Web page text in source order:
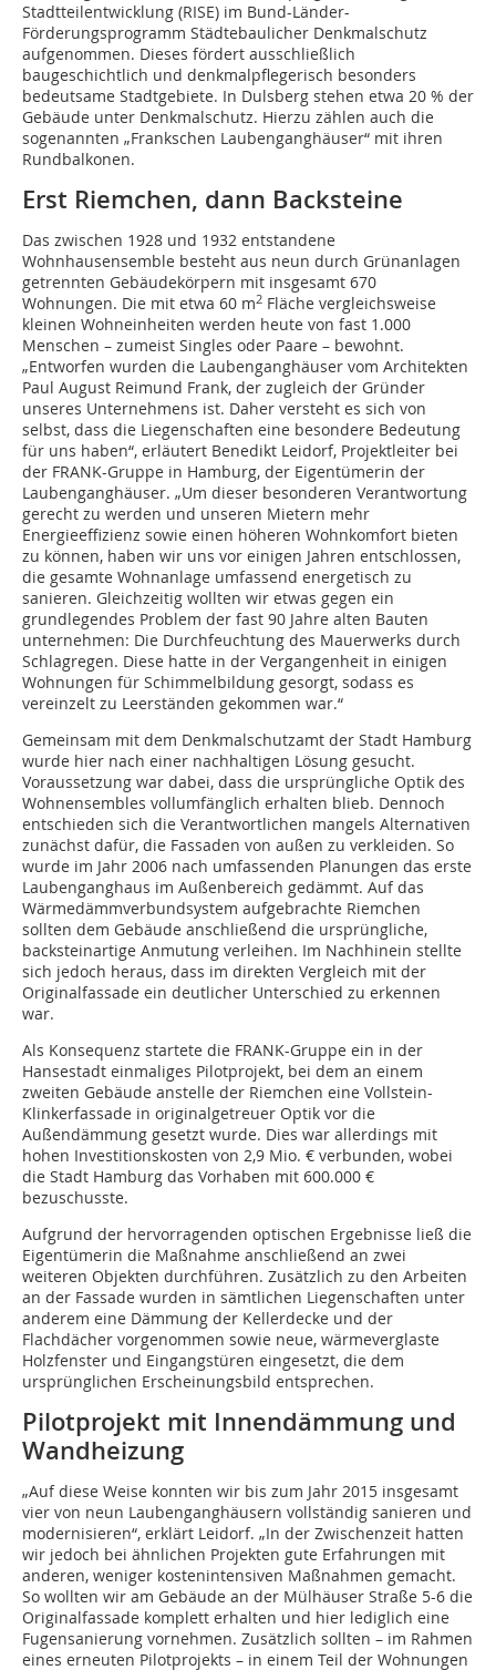
Stadtteilentwicklung (RISE) im Bund-Länder-
Förderungsprogramm Städtebaulicher Denkmalschutz
aufgenommen. Dieses fördert ausschließlich
baugeschichtlich und denkmalpflegerisch besonders
bedeutsame Stadtgebiete. In Dulsberg stehen etwa 20 % der
Gebäude unter Denkmalschutz. Hierzu zählen auch die
sogenannten „Frankschen Laubenganghäuser“ mit ihren
Rundbalkonen.
Erst Riemchen, dann Backsteine
Das zwischen 1928 und 1932 entstandene
Wohnhausensemble besteht aus neun durch Grünanlagen
getrennten Gebäudekörpern mit insgesamt 670
Wohnungen. Die mit etwa 60 m2 Fläche vergleichsweise
kleinen Wohneinheiten werden heute von fast 1.000
Menschen – zumeist Singles oder Paare – bewohnt.
„Entworfen wurden die Laubenganghäuser vom Architekten
Paul August Reimund Frank, der zugleich der Gründer
unseres Unternehmens ist. Daher versteht es sich von
selbst, dass die Liegenschaften eine besondere Bedeutung
für uns haben“, erläutert Benedikt Leidorf, Projektleiter bei
der FRANK-Gruppe in Hamburg, der Eigentümerin der
Laubenganghäuser. „Um dieser besonderen Verantwortung
gerecht zu werden und unseren Mietern mehr
Energieeffizienz sowie einen höheren Wohnkomfort bieten
zu können, haben wir uns vor einigen Jahren entschlossen,
die gesamte Wohnanlage umfassend energetisch zu
sanieren. Gleichzeitig wollten wir etwas gegen ein
grundlegendes Problem der fast 90 Jahre alten Bauten
unternehmen: Die Durchfeuchtung des Mauerwerks durch
Schlagregen. Diese hatte in der Vergangenheit in einigen
Wohnungen für Schimmelbildung gesorgt, sodass es
vereinzelt zu Leerständen gekommen war.“
Gemeinsam mit dem Denkmalschutzamt der Stadt Hamburg
wurde hier nach einer nachhaltigen Lösung gesucht.
Voraussetzung war dabei, dass die ursprüngliche Optik des
Wohnensembles vollumfänglich erhalten blieb. Dennoch
entschieden sich die Verantwortlichen mangels Alternativen
zunächst dafür, die Fassaden von außen zu verkleiden. So
wurde im Jahr 2006 nach umfassenden Planungen das erste
Laubenganghaus im Außenbereich gedämmt. Auf das
Wärmedämmverbundsystem aufgebrachte Riemchen
sollten dem Gebäude anschließend die ursprüngliche,
backsteinartige Anmutung verleihen. Im Nachhinein stellte
sich jedoch heraus, dass im direkten Vergleich mit der
Originalfassade ein deutlicher Unterschied zu erkennen
war.
Als Konsequenz startete die FRANK-Gruppe ein in der
Hansestadt einmaliges Pilotprojekt, bei dem an einem
zweiten Gebäude anstelle der Riemchen eine Vollstein-
Klinkerfassade in originalgetreuer Optik vor die
Außendämmung gesetzt wurde. Dies war allerdings mit
hohen Investitionskosten von 2,9 Mio. € verbunden, wobei
die Stadt Hamburg das Vorhaben mit 600.000 €
bezuschusste.
Aufgrund der hervorragenden optischen Ergebnisse ließ die
Eigentümerin die Maßnahme anschließend an zwei
weiteren Objekten durchführen. Zusätzlich zu den Arbeiten
an der Fassade wurden in sämtlichen Liegenschaften unter
anderem eine Dämmung der Kellerdecke und der
Flachdächer vorgenommen sowie neue, wärmeverglaste
Holzfenster und Eingangstüren eingesetzt, die dem
ursprünglichen Erscheinungsbild entsprechen.
Pilotprojekt mit Innendämmung und
Wandheizung
„Auf diese Weise konnten wir bis zum Jahr 2015 insgesamt
vier von neun Laubenganghäusern vollständig sanieren und
modernisieren“, erklärt Leidorf. „In der Zwischenzeit hatten
wir jedoch bei ähnlichen Projekten gute Erfahrungen mit
anderen, weniger kostenintensiven Maßnahmen gemacht.
So wollten wir am Gebäude an der Mülhäuser Straße 5-6 die
Originalfassade komplett erhalten und hier lediglich eine
Fugensanierung vornehmen. Zusätzlich sollten – im Rahmen
eines erneuten Pilotprojekts – in einem Teil der Wohnungen